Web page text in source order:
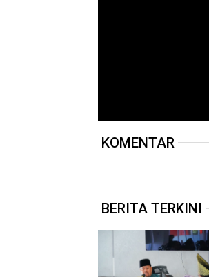
KOMENTAR
BERITA TERKINI